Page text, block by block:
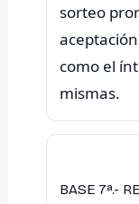
sorteo
como el
BASE 7ª.-